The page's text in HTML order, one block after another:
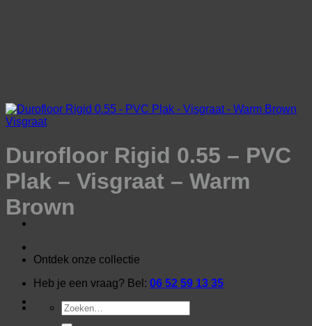
Ontdek onze collectie
Heb je een vraag? Bel: 06 52 59 13 35
Zoeken
naar:
Visgraat
Durofloor Rigid 0.55 – PVC
Plak – Visgraat – Warm
Brown